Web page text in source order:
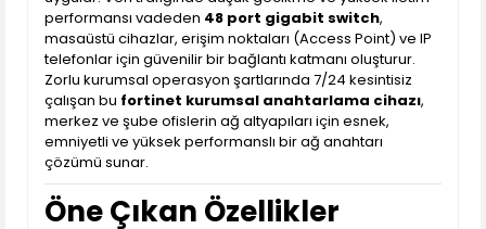
performansı vadeden 48 port gigabit switch,
masaüstü cihazlar, erişim noktaları (Access Point) ve IP
telefonlar için güvenilir bir bağlantı katmanı oluşturur.
Zorlu kurumsal operasyon şartlarında 7/24 kesintisiz
çalışan bu fortinet kurumsal anahtarlama cihazı,
merkez ve şube ofislerin ağ altyapıları için esnek,
emniyetli ve yüksek performanslı bir ağ anahtarı
çözümü sunar.
Öne Çıkan Özellikler